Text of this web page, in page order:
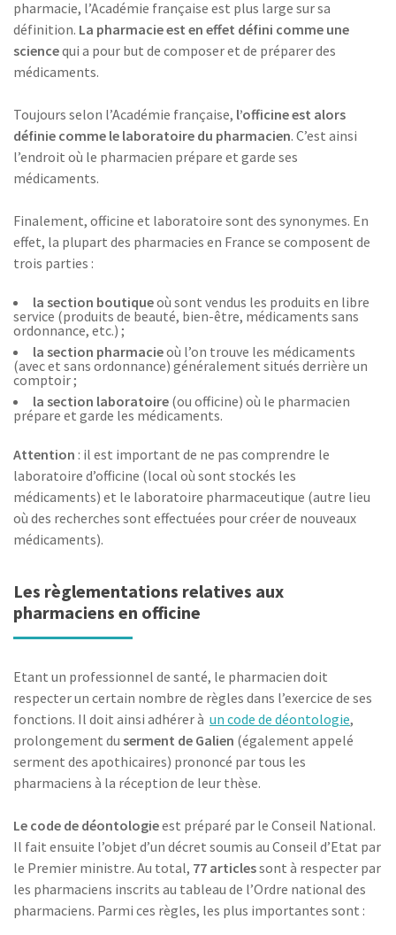
pharmacie, l’Académie française est plus large sur sa
définition. La pharmacie est en effet défini comme une
sciencequi a pour but de composer et de préparer des
médicaments.
Toujours selon l’Académie française, l’officine est alors
définie comme le laboratoire du pharmacien. C’est ainsi
l’endroit où le pharmacien prépare et garde ses
médicaments.
Finalement, officine et laboratoire sont des synonymes. En
effet, la plupart des pharmacies en France se composent de
trois parties :
la section boutiqueoù sont vendus les produits en libre
service (produits de beauté, bien-être, médicaments sans
ordonnance, etc.) ;
la section pharmacieoù l’on trouve les médicaments
(avec et sans ordonnance) généralement situés derrière un
comptoir ;
la section laboratoire (ou officine) où le pharmacien
prépare et garde les médicaments.
Attention : il est important de ne pas comprendre le
laboratoire d’officine (local où sont stockés les
médicaments) et le laboratoire pharmaceutique (autre lieu
où des recherches sont effectuées pour créer de nouveaux
médicaments).
Les règlementations relatives aux
pharmaciens en officine
Etant un professionnel de santé, le pharmacien doit
respecter un certain nombre de règles dans l’exercice de ses
fonctions. Il doit ainsi adhérer à un code de déontologie,
prolongement du serment de Galien (également appelé
serment des apothicaires) prononcé par tous les
pharmaciens à la réception de leur thèse.
Le code de déontologieest préparé par le Conseil National.
Il fait ensuite l’objet d’un décret soumis au Conseil d’Etat par
le Premier ministre. Au total, 77 articlessont à respecter par
les pharmaciens inscrits au tableau de l’Ordre national des
pharmaciens. Parmi ces règles, les plus importantes sont :